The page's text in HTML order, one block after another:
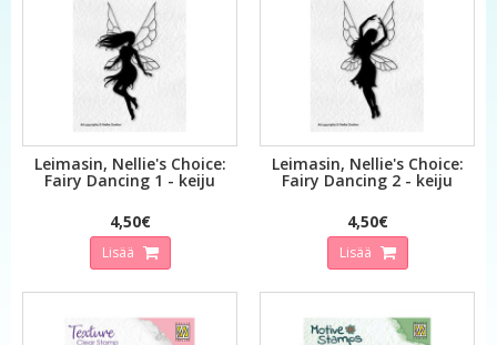
Leimasin, Nellie's Choice:
Fairy Dancing 1 - keiju
4,50€
Lisää
Leimasin, Nellie's Choice:
Fairy Dancing 2 - keiju
4,50€
Lisää